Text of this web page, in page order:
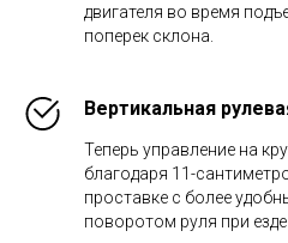
двигателя во время
поперек склона.
Вертикальная
Теперь управление на
благодаря 11-
проставке с более
поворотом руля при езде